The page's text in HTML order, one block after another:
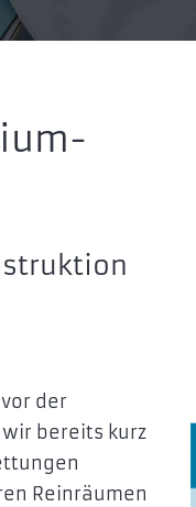
der
bereits kurz
Reinräumen